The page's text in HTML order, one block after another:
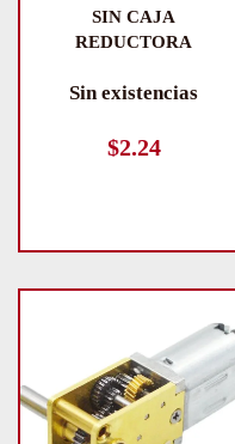
SIN CAJA
REDUCTORA
Sin existencias
$2.24